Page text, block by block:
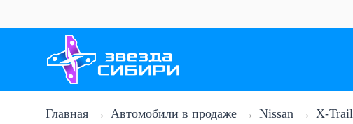
Главная Автомобили в продаже Nissan X-Trail